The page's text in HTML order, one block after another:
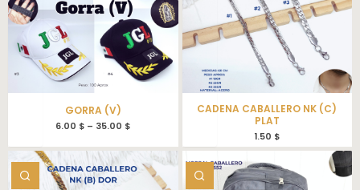
GORRA (V)
6.00 $ – 35.00 $
CADENA CABALLERO NK (C)
PLAT
1.50 $